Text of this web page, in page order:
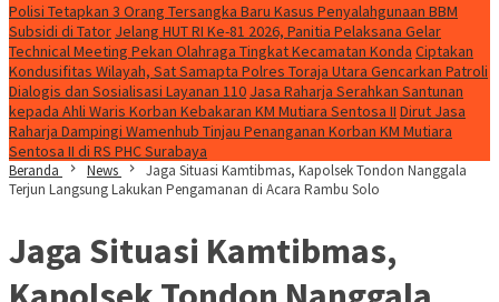
Polisi Tetapkan 3 Orang Tersangka Baru Kasus Penyalahgunaan BBM
Subsidi di Tator Jelang HUT RI Ke-81 2026, Panitia Pelaksana Gelar
Technical Meeting Pekan Olahraga Tingkat Kecamatan Konda Ciptakan
Kondusifitas Wilayah, Sat Samapta Polres Toraja Utara Gencarkan Patroli
Dialogis dan Sosialisasi Layanan 110 Jasa Raharja Serahkan Santunan
kepada Ahli Waris Korban Kebakaran KM Mutiara Sentosa II Dirut Jasa
Raharja Dampingi Wamenhub Tinjau Penanganan Korban KM Mutiara
Sentosa II di RS PHC Surabaya
Beranda News
Jaga Situasi Kamtibmas, Kapolsek Tondon Nanggala
Terjun Langsung Lakukan Pengamanan di Acara Rambu Solo
Jaga Situasi Kamtibmas,